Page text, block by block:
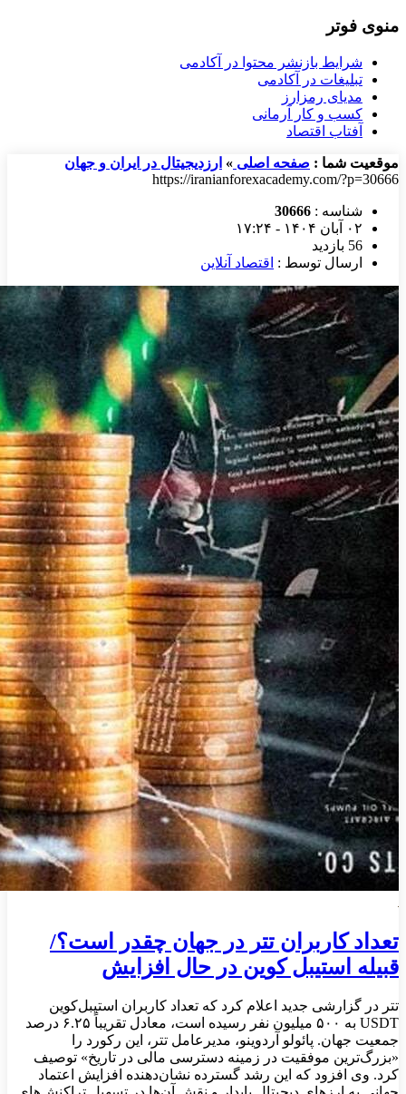
منوی فوتر
شرایط بازنشر محتوا در آکادمی
تبلیغات در آکادمی
مدیای رمزارز
کسب و کار آرمانی
آفتاب اقتصاد
موقعیت شما : صفحه اصلی » ارزدیجیتال در ایران و جهان
https://iranianforexacademy.com/?p=30666
شناسه : 30666
۰۲ آبان ۱۴۰۴ - ۱۷:۲۴
56 بازدید
ارسال توسط : اقتصاد آنلاین
تعداد کاربران تتر در جهان چقدر است؟/
قبیله استیبل کوین در حال افزایش
تتر در گزارشی جدید اعلام کرد که تعداد کاربران استیبل‌کوین
USDT به ۵۰۰ میلیون نفر رسیده است، معادل تقریباً ۶.۲۵ درصد
جمعیت جهان. پائولو آردوینو، مدیرعامل تتر، این رکورد را
«بزرگ‌ترین موفقیت در زمینه دسترسی مالی در تاریخ» توصیف
کرد. وی افزود که این رشد گسترده نشان‌دهنده افزایش اعتماد